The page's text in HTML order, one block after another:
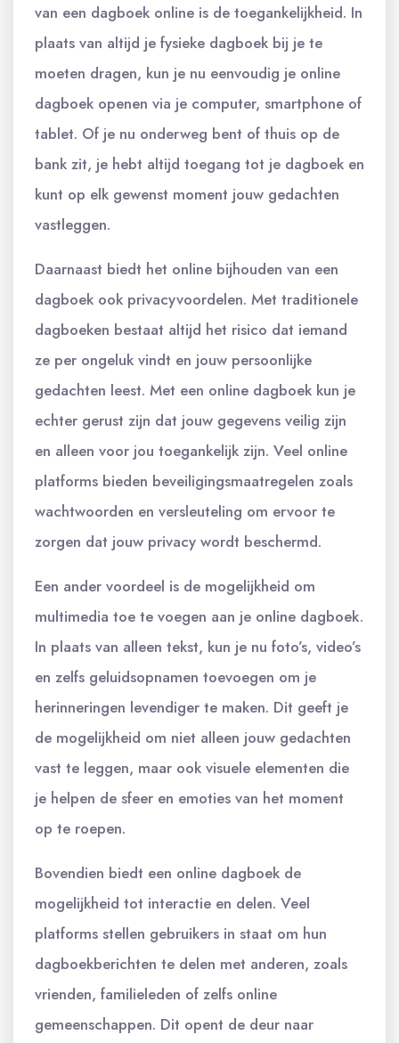
van een dagboek online is de toegankelijkheid. In
plaats van altijd je fysieke dagboek bij je te
moeten dragen, kun je nu eenvoudig je online
dagboek openen via je computer, smartphone of
tablet. Of je nu onderweg bent of thuis op de
bank zit, je hebt altijd toegang tot je dagboek en
kunt op elk gewenst moment jouw gedachten
vastleggen.
Daarnaast biedt het online bijhouden van een
dagboek ook privacyvoordelen. Met traditionele
dagboeken bestaat altijd het risico dat iemand
ze per ongeluk vindt en jouw persoonlijke
gedachten leest. Met een online dagboek kun je
echter gerust zijn dat jouw gegevens veilig zijn
en alleen voor jou toegankelijk zijn. Veel online
platforms bieden beveiligingsmaatregelen zoals
wachtwoorden en versleuteling om ervoor te
zorgen dat jouw privacy wordt beschermd.
Een ander voordeel is de mogelijkheid om
multimedia toe te voegen aan je online dagboek.
In plaats van alleen tekst, kun je nu foto’s, video’s
en zelfs geluidsopnamen toevoegen om je
herinneringen levendiger te maken. Dit geeft je
de mogelijkheid om niet alleen jouw gedachten
vast te leggen, maar ook visuele elementen die
je helpen de sfeer en emoties van het moment
op te roepen.
Bovendien biedt een online dagboek de
mogelijkheid tot interactie en delen. Veel
platforms stellen gebruikers in staat om hun
dagboekberichten te delen met anderen, zoals
vrienden, familieleden of zelfs online
gemeenschappen. Dit opent de deur naar